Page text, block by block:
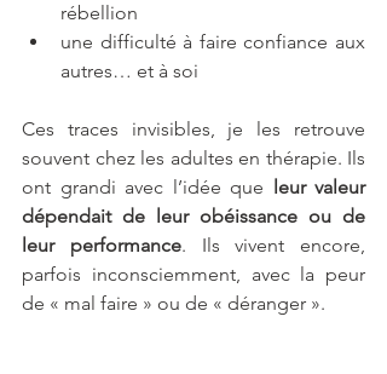
rébellion
une difficulté à faire confiance aux
autres… et à soi
Ces traces invisibles, je les retrouve
souvent chez les adultes en thérapie. Ils
ont grandi avec l’idée que leur valeur
dépendait de leur obéissance ou de
leur performance. Ils vivent encore,
parfois inconsciemment, avec la peur
de « mal faire » ou de « déranger ».